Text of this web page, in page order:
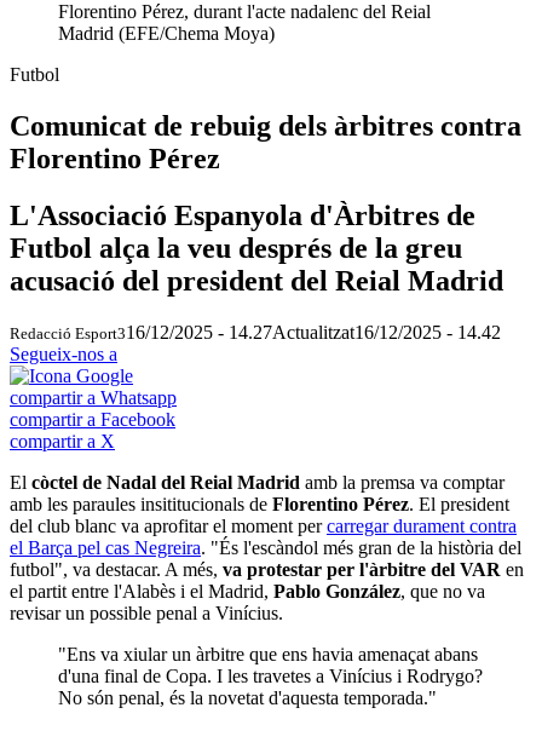
Florentino Pérez, durant l'acte nadalenc del Reial
Madrid (EFE/Chema Moya)
Futbol
Comunicat de rebuig dels àrbitres contra
Florentino Pérez
L'Associació Espanyola d'Àrbitres de
Futbol alça la veu després de la greu
acusació del president del Reial Madrid
Redacció Esport316/12/2025 - 14.27Actualitzat16/12/2025 - 14.42
Segueix-nos a
compartir a Whatsapp
compartir a Facebook
compartir a X
El còctel de Nadal del Reial Madrid amb la premsa va comptar
amb les paraules insititucionals de Florentino Pérez. El president
del club blanc va aprofitar el moment percarregar durament contra
el Barça pel cas Negreira. "És l'escàndol més gran de la història del
futbol", va destacar. A més, va protestar per l'àrbitre del VAR en
el partit entre l'Alabès i el Madrid, Pablo González, que no va
revisar un possible penal a Vinícius.
"Ens va xiular un àrbitre que ens havia amenaçat abans
d'una final de Copa. I les travetes a Vinícius i Rodrygo?
No són penal, és la novetat d'aquesta temporada."